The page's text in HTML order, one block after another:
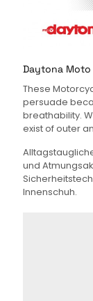
Daytona Moto
These
persuade
breathability.
exist of outer
und
Innenschuh.